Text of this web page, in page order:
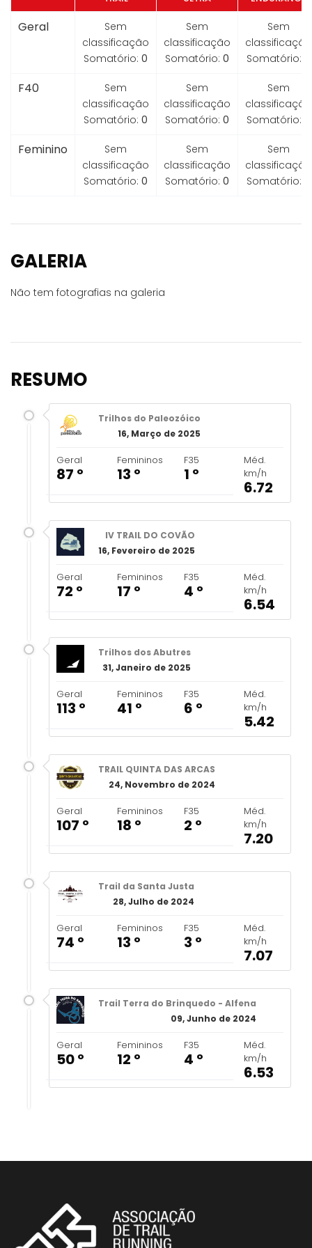
Geral
Sem
classificação
Somatório: 0
Sem
classificação
Somatório: 0
Sem
classificação
Somatório:
F40
Sem
classificação
Somatório: 0
Sem
classificação
Somatório: 0
Sem
classificação
Somatório:
Feminino
Sem
classificação
Somatório: 0
Sem
classificação
Somatório: 0
Sem
classificação
Somatório:
GALERIA
Não tem fotografias na galeria
RESUMO
Trilhos do Paleozóico
16, Março de 2025
Geral
87 º
Femininos
13 º
F35
1 º
Méd.
km/h
6.72
IV TRAIL DO COVÃO
16, Fevereiro de 2025
Geral
72 º
Femininos
17 º
F35
4 º
Méd.
km/h
6.54
Trilhos dos Abutres
31, Janeiro de 2025
Geral
113 º
Femininos
41 º
F35
6 º
Méd.
km/h
5.42
TRAIL QUINTA DAS ARCAS
24, Novembro de 2024
Geral
107 º
Femininos
18 º
F35
2 º
Méd.
km/h
7.20
Trail da Santa Justa
28, Julho de 2024
Geral
74 º
Femininos
13 º
F35
3 º
Méd.
km/h
7.07
Trail Terra do Brinquedo - Alfena
09, Junho de 2024
Geral
50 º
Femininos
12 º
F35
4 º
Méd.
km/h
6.53